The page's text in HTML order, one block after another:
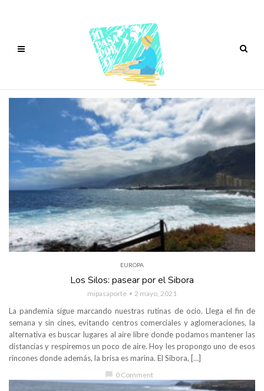
EUROPA
Los Silos: pasear por el Sibora
mipasaporte 2 mayo, 2021
La pandemia sigue marcando nuestras rutinas de ocio. Llega el fin de
semana y sin cines, evitando centros comerciales y aglomeraciones, la
alternativa es buscar lugares al aire libre donde podamos mantener las
distancias y respiremos un poco de aire. Hoy les propongo uno de esos
rincones donde además, la brisa es marina. El Sibora, […]
chat_bubble 0 Comment